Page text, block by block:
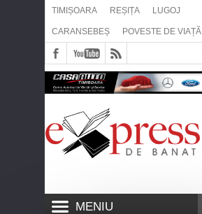
TIMIȘOARA REȘIȚA LUGOJ
CARANSEBEȘ POVESTE DE VIAȚĂ
MENIU